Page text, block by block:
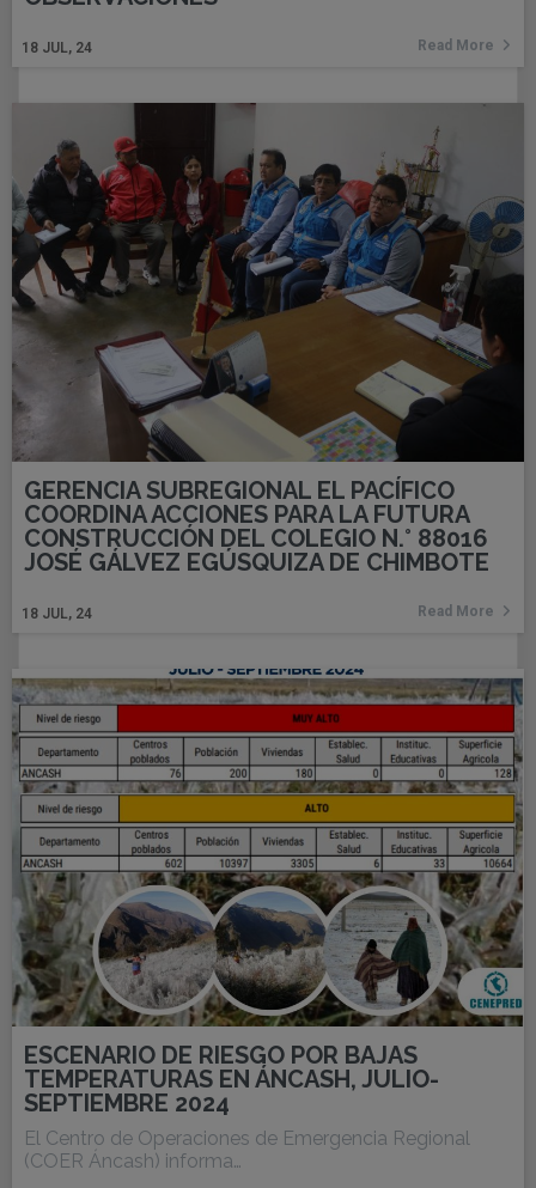
18 JUL, 24 Read More
GERENCIA SUBREGIONAL EL PACÍFICO
COORDINA ACCIONES PARA LA FUTURA
CONSTRUCCIÓN DEL COLEGIO N.° 88016
JOSÉ GÁLVEZ EGÚSQUIZA DE CHIMBOTE
18 JUL, 24 Read More
ESCENARIO DE RIESGO POR BAJAS
TEMPERATURAS EN ÁNCASH, JULIO-
SEPTIEMBRE 2024
El Centro de Operaciones de Emergencia Regional
(COER Áncash) informa…